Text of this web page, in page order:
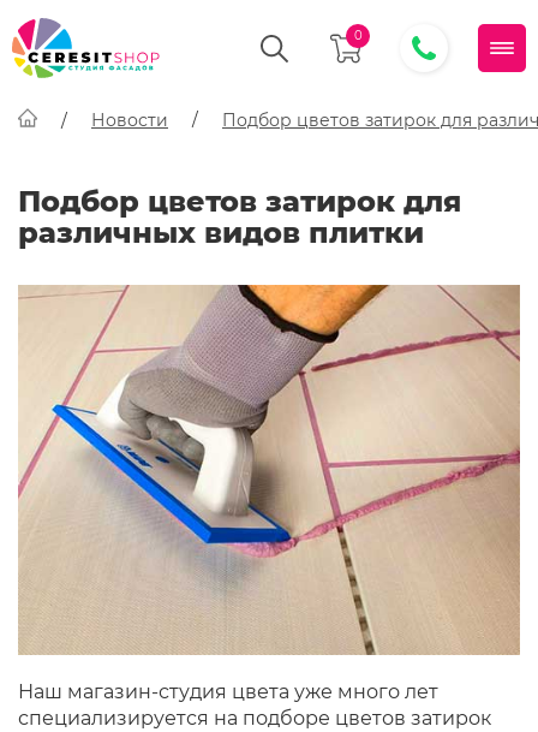
0
Новости Подбор цветов затирок для
Подбор цветов затирок для
различных видов плитки
Наш магазин-студия цвета уже много лет
специализируется на подборе цветов затирок